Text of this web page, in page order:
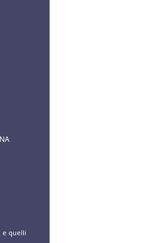
e quelli